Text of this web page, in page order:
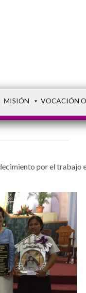
MISIÓN VOCACIÓN
por el trabajo